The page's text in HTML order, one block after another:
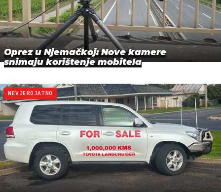
Oprez u Njemačkoj: Nove kamere
snimaju korištenje mobitela
NEVJEROJATNO